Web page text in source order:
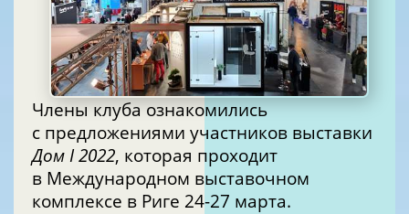
Члены клуба ознакомились
с предложениями участников выставки
Дом I 2022, которая проходит
в Международном выставочном
комплексе в Риге 24-27 марта.